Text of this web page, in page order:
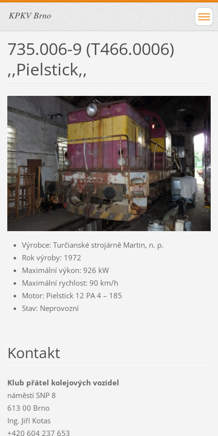
KPKV Brno
735.006-9 (T466.0006)
,,Pielstick,,
Výrobce: Turčianské strojárně Martin, n. p.
Rok výroby: 1972
Maximální výkon: 926 kW
Maximální rychlost: 90 km/h
Motor: Pielstick 12 PA 4 – 185
Stav: Neprovozní
Kontakt
Klub přátel kolejových vozidel
náměstí SNP 8
613 00 Brno
Ing. Jiří Kotas
+420 604 237 653